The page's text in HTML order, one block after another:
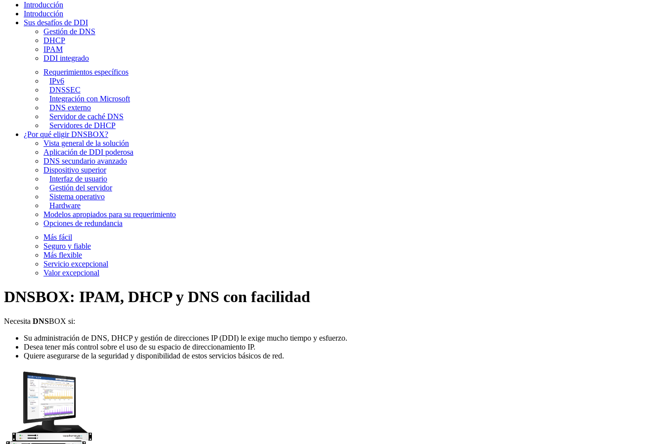
Introducción
Introducción
Sus desafíos de DDI
Gestión de DNS
DHCP
IPAM
DDI integrado
Requerimientos específicos
IPv6
DNSSEC
Integración con Microsoft
DNS externo
Servidor de caché DNS
Servidores de DHCP
¿Por qué eligir DNSBOX?
Vista general de la solución
Aplicación de DDI poderosa
DNS secundario avanzado
Dispositivo superior
Interfaz de usuario
Gestión del servidor
Sistema operativo
Hardware
Modelos apropiados para su requerimiento
Opciones de redundancia
Más fácil
Seguro y fiable
Más flexible
Servicio excepcional
Valor excepcional
DNSBOX: IPAM, DHCP y DNS con facilidad
Necesita DNSBOX si:
Su administración de DNS, DHCP y gestión de direcciones IP (DDI) le exige mucho tiempo y esfuerzo.
Desea tener más control sobre el uso de su espacio de direccionamiento IP.
Quiere asegurarse de la seguridad y disponibilidad de estos servicios básicos de red.